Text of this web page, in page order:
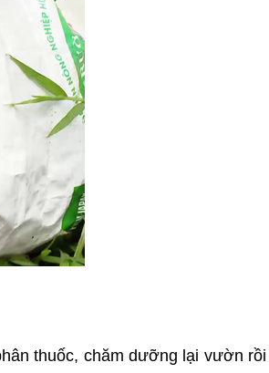
thuốc, chăm dưỡng lại vườn